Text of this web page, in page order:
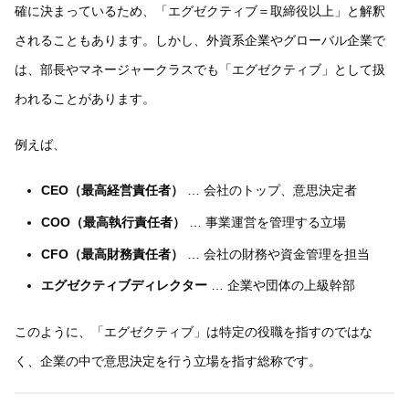
確に決まっているため、「エグゼクティブ＝取締役以上」と解釈
されることもあります。しかし、外資系企業やグローバル企業で
は、部長やマネージャークラスでも「エグゼクティブ」として扱
われることがあります。
例えば、
CEO（最高経営責任者） … 会社のトップ、意思決定者
COO（最高執行責任者） … 事業運営を管理する立場
CFO（最高財務責任者） … 会社の財務や資金管理を担当
エグゼクティブディレクター… 企業や団体の上級幹部
このように、「エグゼクティブ」は特定の役職を指すのではな
く、企業の中で意思決定を行う立場を指す総称です。